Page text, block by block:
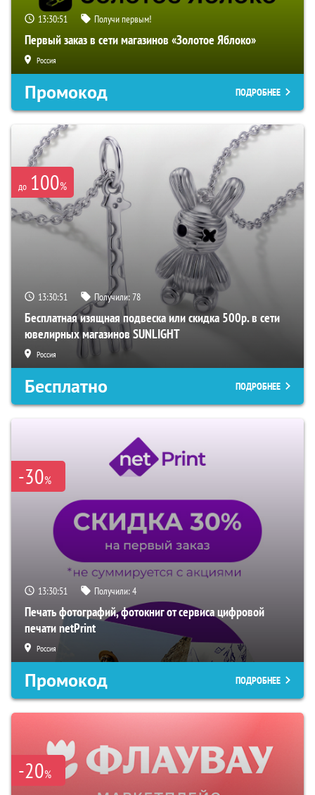
13:30:50 Получи первым!
Первый заказ в сети магазинов «Золотое Яблоко»
Россия
Промокод ПОДРОБНЕЕ
до 100%
13:30:50 Получили:78
Бесплатная изящная подвеска или скидка 500р. в сети
ювелирных магазинов SUNLIGHT
Россия
Бесплатно ПОДРОБНЕЕ
-30%
13:30:50 Получили:4
Печать фотографий, фотокниг от сервиса цифровой
печати netPrint
Россия
Промокод ПОДРОБНЕЕ
-20%